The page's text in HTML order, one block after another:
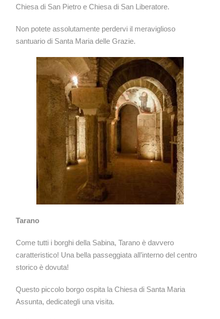
Chiesa di San Pietro e Chiesa di San Liberatore.
Non potete assolutamente perdervi il meraviglioso
santuario di Santa Maria delle Grazie.
Tarano
Come tutti i borghi della Sabina, Tarano è davvero
caratteristico! Una bella passeggiata all’interno del centro
storico è dovuta!
Questo piccolo borgo ospita la Chiesa di Santa Maria
Assunta, dedicategli una visita.